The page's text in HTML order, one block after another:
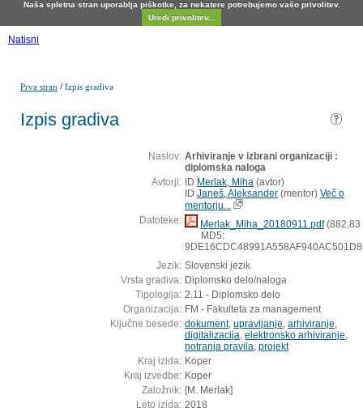
Naša spletna stran uporablja piškotke, za nekatere potrebujemo vašo privolitev.
Uredi privolitev...
Natisni
Prva stran /Izpis gradiva
Izpis gradiva
Naslov: Arhiviranje v izbrani organizaciji :
diplomska naloga
Avtorji: ID Merlak, Miha (avtor)
ID Janeš, Aleksander (mentor) Več o
mentorju...
Datoteke:
Merlak_Miha_20180911.pdf(882,83
MD5:
Jezik: Slovenski jezik
Vrsta gradiva: Diplomsko delo/naloga
Tipologija: 2.11 - Diplomsko delo
Organizacija: FM - Fakulteta za management
Ključne besede: dokument, upravljanje arhiviranje
digitalizacija elektronsko arhiviranje
notranja pravila projekt
Kraj izida: Koper
Kraj izvedbe: Koper
Založnik: [M. Merlak]
Leto izida: 2018